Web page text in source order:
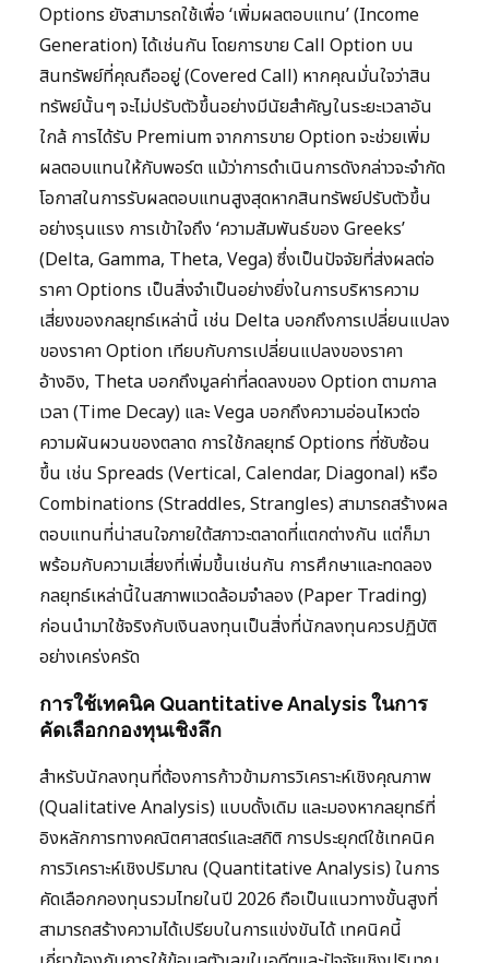
Options ยังสามารถใช้เพื่อ ‘เพิ่มผลตอบแทน’ (Income
Generation) ได้เช่นกัน โดยการขาย Call Option บน
สินทรัพย์ที่คุณถืออยู่ (Covered Call) หากคุณมั่นใจว่าสิน
ทรัพย์นั้นๆ จะไม่ปรับตัวขึ้นอย่างมีนัยสำคัญในระยะเวลาอัน
ใกล้ การได้รับ Premium จากการขาย Option จะช่วยเพิ่ม
ผลตอบแทนให้กับพอร์ต แม้ว่าการดำเนินการดังกล่าวจะจำกัด
โอกาสในการรับผลตอบแทนสูงสุดหากสินทรัพย์ปรับตัวขึ้น
อย่างรุนแรง การเข้าใจถึง ‘ความสัมพันธ์ของ Greeks’
(Delta, Gamma, Theta, Vega) ซึ่งเป็นปัจจัยที่ส่งผลต่อ
ราคา Options เป็นสิ่งจำเป็นอย่างยิ่งในการบริหารความ
เสี่ยงของกลยุทธ์เหล่านี้ เช่น Delta บอกถึงการเปลี่ยนแปลง
ของราคา Option เทียบกับการเปลี่ยนแปลงของราคา
อ้างอิง, Theta บอกถึงมูลค่าที่ลดลงของ Option ตามกาล
เวลา (Time Decay) และ Vega บอกถึงความอ่อนไหวต่อ
ความผันผวนของตลาด การใช้กลยุทธ์ Options ที่ซับซ้อน
ขึ้น เช่น Spreads (Vertical, Calendar, Diagonal) หรือ
Combinations (Straddles, Strangles) สามารถสร้างผล
ตอบแทนที่น่าสนใจภายใต้สภาวะตลาดที่แตกต่างกัน แต่ก็มา
พร้อมกับความเสี่ยงที่เพิ่มขึ้นเช่นกัน การศึกษาและทดลอง
กลยุทธ์เหล่านี้ในสภาพแวดล้อมจำลอง (Paper Trading)
ก่อนนำมาใช้จริงกับเงินลงทุนเป็นสิ่งที่นักลงทุนควรปฏิบัติ
อย่างเคร่งครัด
การใช้เทคนิค Quantitative Analysis ในการ
คัดเลือกกองทุนเชิงลึก
สำหรับนักลงทุนที่ต้องการก้าวข้ามการวิเคราะห์เชิงคุณภาพ
(Qualitative Analysis) แบบดั้งเดิม และมองหากลยุทธ์ที่
อิงหลักการทางคณิตศาสตร์และสถิติ การประยุกต์ใช้เทคนิค
การวิเคราะห์เชิงปริมาณ (Quantitative Analysis) ในการ
คัดเลือกกองทุนรวมไทยในปี 2026 ถือเป็นแนวทางขั้นสูงที่
สามารถสร้างความได้เปรียบในการแข่งขันได้ เทคนิคนี้